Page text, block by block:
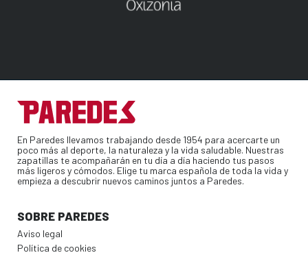
En Paredes llevamos trabajando desde 1954 para acercarte un
poco más al deporte, la naturaleza y la vida saludable. Nuestras
zapatillas te acompañarán en tu día a día haciendo tus pasos
más ligeros y cómodos. Elige tu marca española de toda la vida y
empieza a descubrir nuevos caminos juntos a Paredes.
SOBRE PAREDES
Aviso legal
Política de cookies